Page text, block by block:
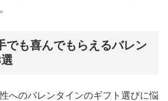
でも喜んでもらえるバレン
へのバレンタインのギフト選びに悩